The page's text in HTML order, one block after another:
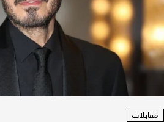
مقابلات